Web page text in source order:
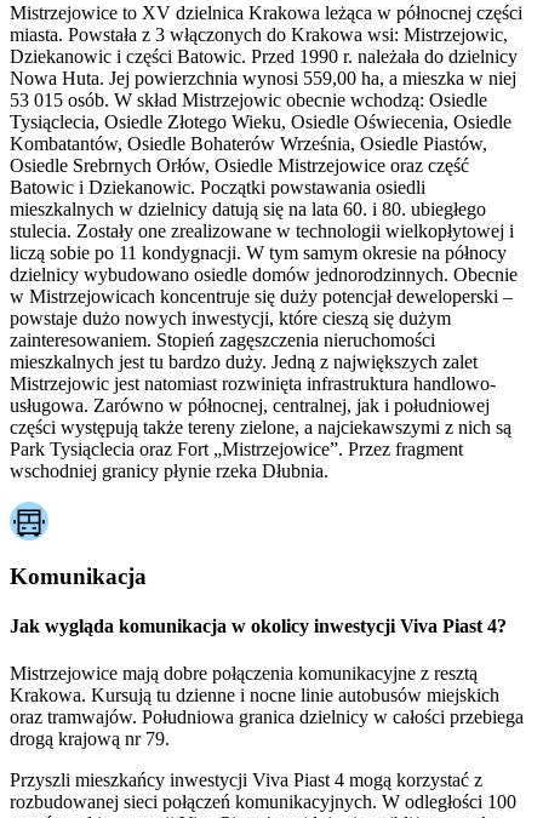
Mistrzejowice to XV dzielnica Krakowa leżąca w północnej części
miasta. Powstała z 3 włączonych do Krakowa wsi: Mistrzejowic,
Dziekanowic i części Batowic. Przed 1990 r. należała do dzielnicy
Nowa Huta. Jej powierzchnia wynosi 559,00 ha, a mieszka w niej
53 015 osób. W skład Mistrzejowic obecnie wchodzą: Osiedle
Tysiąclecia, Osiedle Złotego Wieku, Osiedle Oświecenia, Osiedle
Kombatantów, Osiedle Bohaterów Września, Osiedle Piastów,
Osiedle Srebrnych Orłów, Osiedle Mistrzejowice oraz część
Batowic i Dziekanowic. Początki powstawania osiedli
mieszkalnych w dzielnicy datują się na lata 60. i 80. ubiegłego
stulecia. Zostały one zrealizowane w technologii wielkopłytowej i
liczą sobie po 11 kondygnacji. W tym samym okresie na północy
dzielnicy wybudowano osiedle domów jednorodzinnych. Obecnie
w Mistrzejowicach koncentruje się duży potencjał deweloperski –
powstaje dużo nowych inwestycji, które cieszą się dużym
zainteresowaniem. Stopień zagęszczenia nieruchomości
mieszkalnych jest tu bardzo duży. Jedną z największych zalet
Mistrzejowic jest natomiast rozwinięta infrastruktura handlowo-
usługowa. Zarówno w północnej, centralnej, jak i południowej
części występują także tereny zielone, a najciekawszymi z nich są
Park Tysiąclecia oraz Fort „Mistrzejowice”. Przez fragment
wschodniej granicy płynie rzeka Dłubnia.
Komunikacja
Jak wygląda komunikacja w okolicy inwestycji Viva Piast 4?
Mistrzejowice mają dobre połączenia komunikacyjne z resztą
Krakowa. Kursują tu dzienne i nocne linie autobusów miejskich
oraz tramwajów. Południowa granica dzielnicy w całości przebiega
drogą krajową nr 79.
Przyszli mieszkańcy inwestycji Viva Piast 4 mogą korzystać z
rozbudowanej sieci połączeń komunikacyjnych. W odległości 100